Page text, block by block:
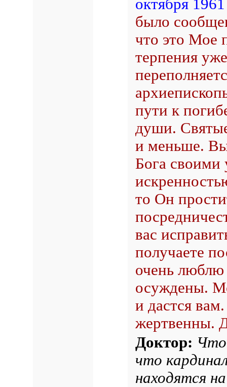
октября
было
что это Мое
терпения
пути к
души.
и меньше. Вы
Бога своими
то Он
вас
получаете
очень
осуждены.
и дастся
жертвенны.
Доктор:
что
находятся